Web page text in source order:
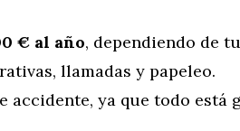
€ al año, dependiendo de
llamadas y papeleo.
accidente, ya que todo está